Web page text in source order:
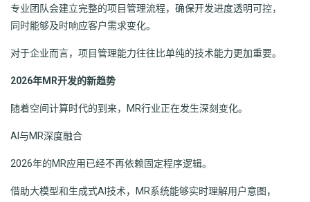
专业团队会建立完整的项目管理流程，确保开发进度透明可控，
同时能够及时响应客户需求变化。
对于企业而言，项目管理能力往往比单纯的技术能力更加重要。
2026年MR开发的新趋势
随着空间计算时代的到来，MR行业正在发生深刻变化。
AI与MR深度融合
2026年的MR应用已经不再依赖固定程序逻辑。
借助大模型和生成式AI技术，MR系统能够实时理解用户意图，